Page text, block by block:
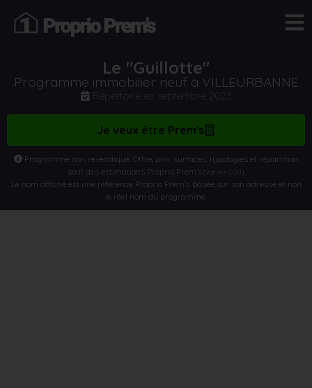
Le "Guillotte"
Programme immobilier neuf à VILLEURBANNE
Répertorié en septembre 2023
Je veux être Prem's
Programme non revendiqué. Offre, prix, surfaces, typologies et répartition
sont des estimations Proprio Prem’s(Voir nos CGU)
Le nom affiché est une référence Proprio Prem’s basée sur son adresse et non
le réel nom du programme.